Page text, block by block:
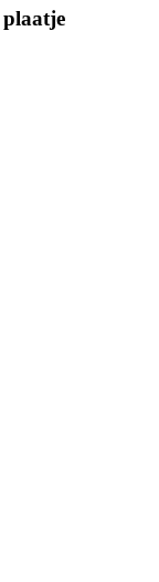
plaatje